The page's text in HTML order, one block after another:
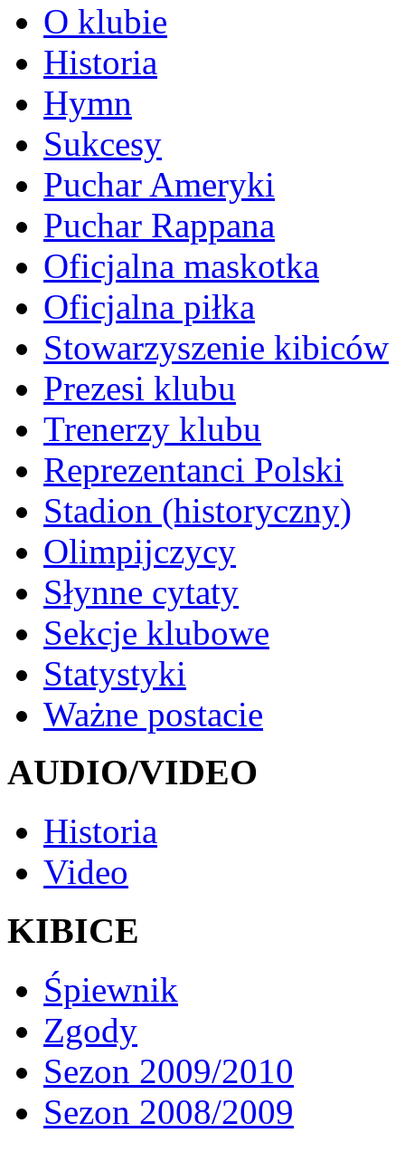
O klubie
Historia
Hymn
Sukcesy
Puchar Ameryki
Puchar Rappana
Oficjalna maskotka
Oficjalna piłka
Stowarzyszenie kibiców
Prezesi klubu
Trenerzy klubu
Reprezentanci Polski
Stadion (historyczny)
Olimpijczycy
Słynne cytaty
Sekcje klubowe
Statystyki
Ważne postacie
AUDIO/VIDEO
Historia
Video
KIBICE
Śpiewnik
Zgody
Sezon 2009/2010
Sezon 2008/2009